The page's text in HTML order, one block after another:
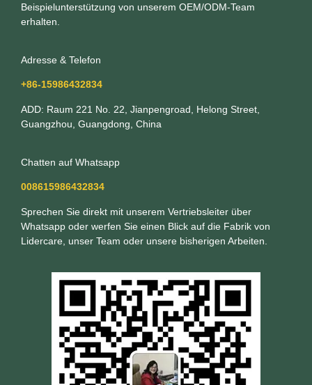
Beispielunterstützung von unserem OEM/ODM-Team
erhalten.
Adresse & Telefon
+86-15986432834
ADD: Raum 221 No. 22, Jianpengroad, Helong Street,
Guangzhou, Guangdong, China
Chatten auf Whatsapp
008615986432834
Sprechen Sie direkt mit unserem Vertriebsleiter über
Whatsapp oder werfen Sie einen Blick auf die Fabrik von
Lidercare, unser Team oder unsere bisherigen Arbeiten.